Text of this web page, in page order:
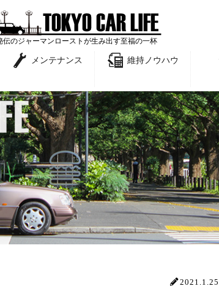
伝のジャーマンローストが生み出す至福の一杯
メンテナンス 維持ノウハウ
2021.1.25